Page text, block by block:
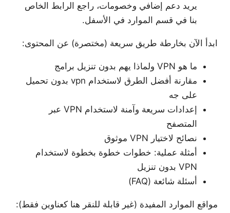
يريد دعم إضافي وخصومات، راجع الرابط الخاص
بنا في قسم الموارد في الأسفل.
ابدأ الآن بخارطة طريق سريعة (مختصرة) عن المحتوى:
ما هو VPN ولماذا يهم بدون تنزيل برامج
مقارنة أفضل الطرق لاستخدام vpn بدون تحميل
على جه
إعدادات سريعة وآمنة لاستخدام VPN عبر
المتصفح
نصائح لاختيار VPN موثوق
أمثلة عملية: خطوات خطوة بخطوة لاستخدام
VPN بدون تنزيل
أسئلة شائعة (FAQ)
مواقع الموارد المفيدة (غير قابلة للنقر هنا كعناوين فقط):